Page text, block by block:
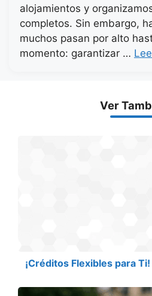
alojamientos y
completos. Sin embargo,
muchos pasan por alto
momento: garantizar …
Ver
¡Créditos Flexibles para Ti!